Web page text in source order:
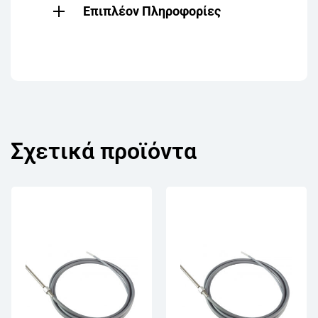
Επιπλέον Πληροφορίες
Σχετικά προϊόντα